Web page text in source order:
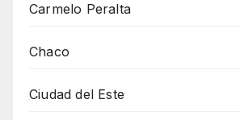
Carmelo Peralta
Chaco
Ciudad del Este